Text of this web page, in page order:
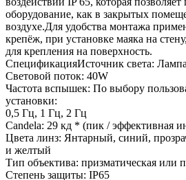
оборудование, как в закрытых
воздухе.Для удобства монтажа
крепёж, при установке маяка на
для крепления на поверхность.
СпецификацияИсточник света:
Световой поток: 40W
Частота вспышек: По выбору
установки:
0,5 Гц, 1 Гц, 2 Гц
Candela: 29 кд * (пик / эффективная
Цвета линз: Янтарный, синий,
и желтый
Тип объектива: призматическая или
Степень защиты: IP65